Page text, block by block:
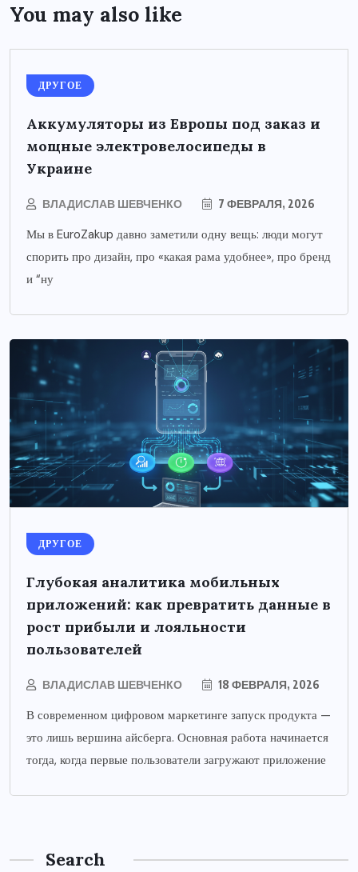
You may also like
ДРУГОЕ
Аккумуляторы из Европы под заказ и
мощные электровелосипеды в
Украине
ВЛАДИСЛАВ ШЕВЧЕНКО 7 ФЕВРАЛЯ, 2026
Мы в EuroZakup давно заметили одну вещь: люди могут
спорить про дизайн, про «какая рама удобнее», про бренд
и “ну
ДРУГОЕ
Глубокая аналитика мобильных
приложений: как превратить данные в
рост прибыли и лояльности
пользователей
ВЛАДИСЛАВ ШЕВЧЕНКО 18 ФЕВРАЛЯ, 2026
В современном цифровом маркетинге запуск продукта —
это лишь вершина айсберга. Основная работа начинается
тогда, когда первые пользователи загружают приложение
Search